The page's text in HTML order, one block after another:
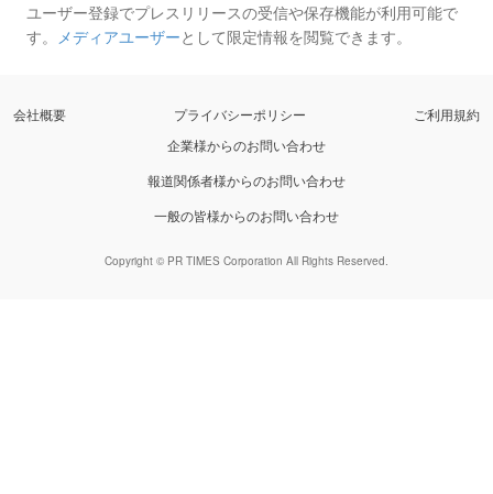
ユーザー登録でプレスリリースの受信や保存機能が利用可能で
す。 メディアユーザーとして限定情報を閲覧できます。
会社概要 プライバシーポリシー
ご利用規約
企業様からのお問い合わせ
報道関係者様からのお問い合わせ
一般の皆様からのお問い合わせ
Copyright © PR TIMES Corporation All Rights Reserved.